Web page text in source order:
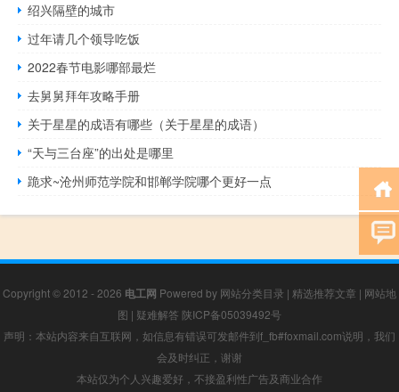
绍兴隔壁的城市
过年请几个领导吃饭
2022春节电影哪部最烂
去舅舅拜年攻略手册
关于星星的成语有哪些（关于星星的成语）
“天与三台座”的出处是哪里
跪求~沧州师范学院和邯郸学院哪个更好一点
Copyright © 2012 - 2026 电工网 Powered by 网站分类目录 | 精选推荐文章 | 网站地
图 | 疑难解答 陕ICP备05039492号
声明：本站内容来自互联网，如信息有错误可发邮件到f_fb#foxmail.com说明，我们
会及时纠正，谢谢
本站仅为个人兴趣爱好，不接盈利性广告及商业合作